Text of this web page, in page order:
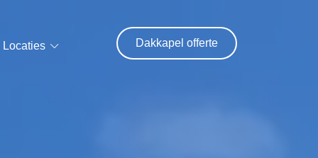
Locaties Dakkapel offerte